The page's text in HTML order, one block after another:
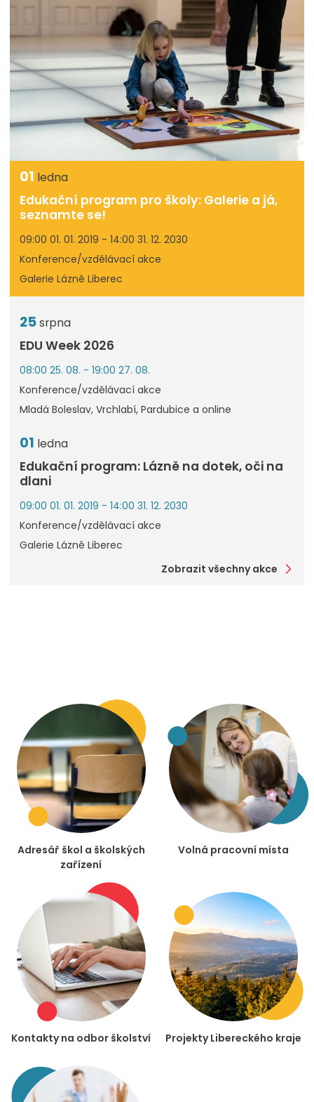
01 ledna
Edukační program pro školy: Galerie a já,
seznamte se!
09:00 01. 01. 2019 - 14:00 31. 12. 2030
Konference/vzdělávací akce
Galerie Lázně Liberec
25srpna
EDU Week 2026
08:00 25. 08. - 19:00 27. 08.
Konference/vzdělávací akce
Mladá Boleslav, Vrchlabí, Pardubice a online
01 ledna
Edukační program: Lázně na dotek, oči na
dlani
09:00 01. 01. 2019 - 14:00 31. 12. 2030
Konference/vzdělávací akce
Galerie Lázně Liberec
Zobrazit všechny akce
Adresář škol a školských
zařízení
Volná pracovní místa
Kontakty na odbor školství Projekty Libereckého kraje